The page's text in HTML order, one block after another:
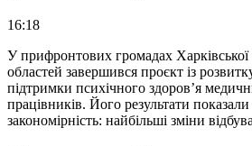
16:18
У прифронтових громадах Харківської
областей завершився проєкт із
підтримки психічного здоров’я
працівників. Його результати
закономірність: найбільші зміни